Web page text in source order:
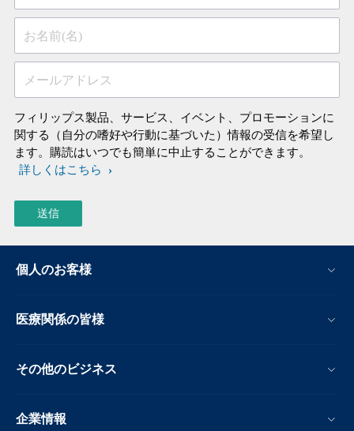
お名前(名)
メールアドレス
フィリップス製品、サービス、イベント、プロモーションに
関する（自分の嗜好や行動に基づいた）情報の受信を希望し
ます。購読はいつでも簡単に中止することができます。
詳しくはこちら
個人のお客様
医療関係の皆様
その他のビジネス
企業情報